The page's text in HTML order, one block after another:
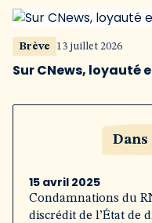
Brève 13 juillet 2026
Sur CNews, loyauté
Dans
15 avril 2025
Condamnations du
discrédit de l’État de